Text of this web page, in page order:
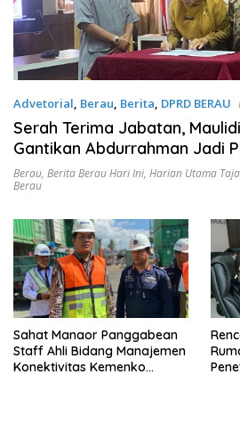
Advetorial, Berau, Berita, DPRD BERAU
Serah Terima Jabatan,
Gantikan Abdurrahman Jadi
Berau
Berau, Berita Berau Hari Ini, Harian Utama
Berau
Sahat Manaor Panggabean
Staff Ahli Bidang Manajemen
Konektivitas Kemenko